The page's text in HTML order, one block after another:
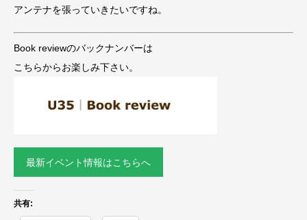
アンテナを張っていきたいですね。
Book reviewのバックナンバーは
こちらからお楽しみ下さい。
最新イベント情報はこちらへ
共有: